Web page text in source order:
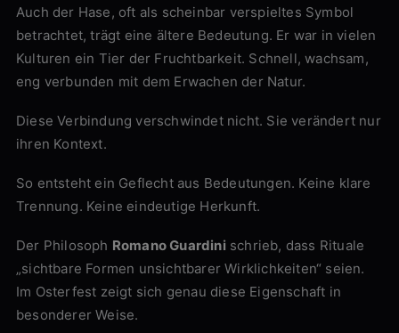
Auch der Hase, oft als scheinbar verspieltes Symbol
betrachtet, trägt eine ältere Bedeutung. Er war in vielen
Kulturen ein Tier der Fruchtbarkeit. Schnell, wachsam,
eng verbunden mit dem Erwachen der Natur.
Diese Verbindung verschwindet nicht. Sie verändert nur
ihren Kontext.
So entsteht ein Geflecht aus Bedeutungen. Keine klare
Trennung. Keine eindeutige Herkunft.
Der Philosoph Romano Guardini schrieb, dass Rituale
„sichtbare Formen unsichtbarer Wirklichkeiten“ seien.
Im Osterfest zeigt sich genau diese Eigenschaft in
besonderer Weise.